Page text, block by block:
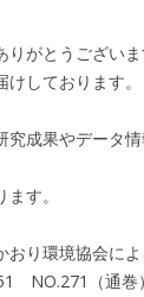
がとうございま
けしております。
成果やデータ
す。
り環境協会によ
NO.271（通巻